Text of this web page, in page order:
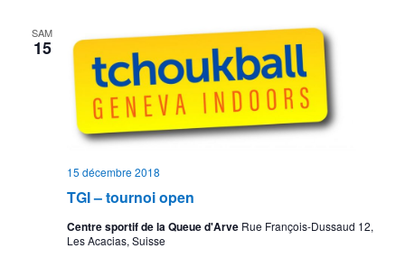
SAM
15
TGI – tournoi open
15 décembre 2018
Centre sportif de la Queue d'Arve Rue François-Dussaud 12,
Les Acacias, Suisse